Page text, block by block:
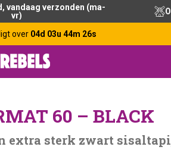
vandaag verzonden (ma-
vr)
over 04d 03u 44m 25s
60 – BLACK
extra sterk zwart